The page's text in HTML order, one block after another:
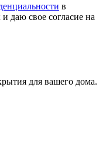
в
даю свое согласие на
для вашего дома.